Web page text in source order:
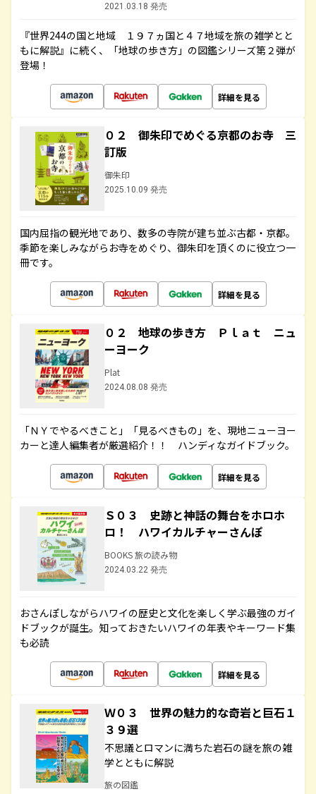
2021.03.18 発売
『世界244の国と地域 １９７ヵ国と４７地域を旅の雑学とと
もに解説』に続く、「地球の歩き方」の図鑑シリーズ第２弾が
登場！
詳細を見る
０２ 御朱印でめぐる京都のお寺 三
訂版
御朱印
2025.10.09 発売
国内屈指の観光地であり、数多の寺院が建ち並ぶ古都・京都。
季節を楽しみながらお寺をめぐり、御朱印を頂くのに役立つ一
冊です。
詳細を見る
０２ 地球の歩き方 Ｐｌａｔ ニュ
ーヨーク
Plat
2024.08.08 発売
「ＮＹでやるべきこと」「見るべきもの」を、現地ニューヨー
カーと達人編集者が厳選紹介！！ ハンディなガイドブック。
詳細を見る
Ｓ０３ 史跡と神話の舞台をホロホ
ロ！ ハワイカルチャーさんぽ
BOOKS 旅の読み物
2024.03.22 発売
おさんぽしながらハワイの歴史と文化を楽しく学ぶ最強のガイ
ドブックが誕生。知っておきたいハワイの年表やキーワード集
も必読
詳細を見る
Ｗ０３ 世界の魅力的な奇岩と巨石１
３９選
不思議とロマンに満ちた岩石の謎を旅の雑
学とともに解説
旅の図鑑